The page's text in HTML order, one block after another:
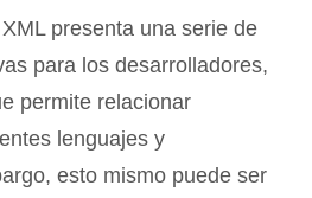
presenta una serie de
para los desarrolladores,
permite relacionar
lenguajes y
esto mismo puede ser